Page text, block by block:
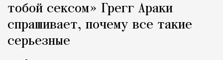
тобой сексом» Грегг Араки
спрашивает, почему все такие
серьезные